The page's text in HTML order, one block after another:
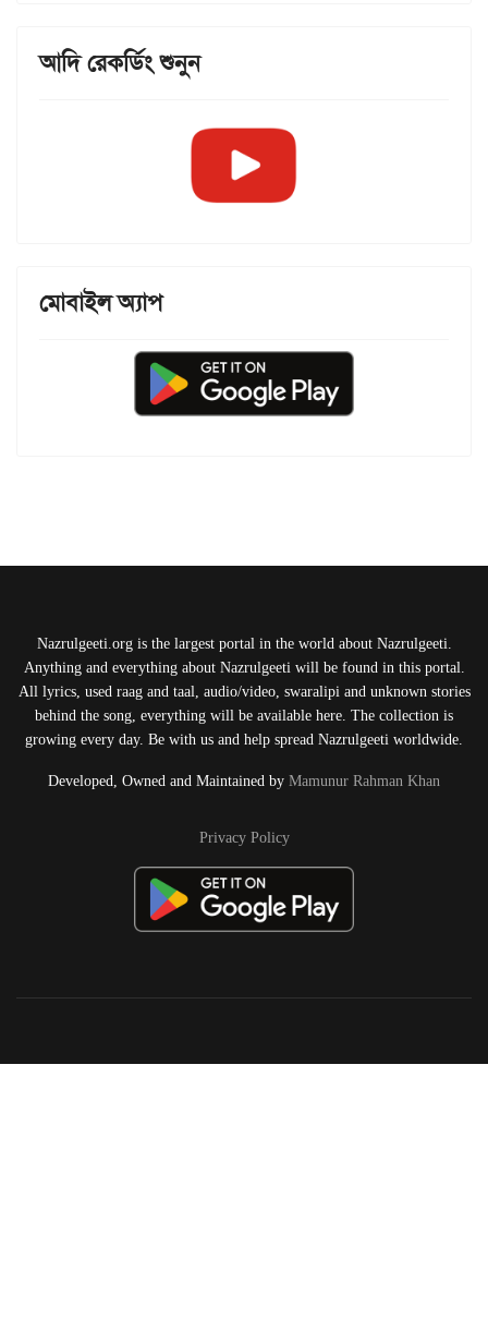
আদি রেকর্ডিং শুনুন
মোবাইল অ্যাপ
Nazrulgeeti.org is the largest portal in the world about Nazrulgeeti.
Anything and everything about Nazrulgeeti will be found in this portal.
All lyrics, used raag and taal, audio/video, swaralipi and unknown stories
behind the song, everything will be available here. The collection is
growing every day. Be with us and help spread Nazrulgeeti worldwide.
Developed, Owned and Maintained by Mamunur Rahman Khan
Privacy Policy